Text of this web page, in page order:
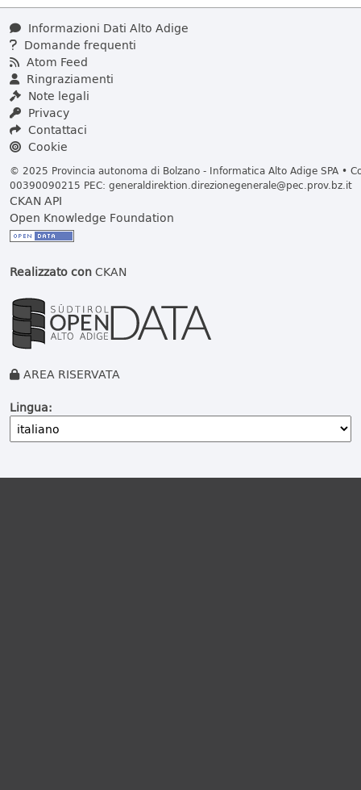
Informazioni Dati Alto Adige
Domande frequenti
Atom Feed
Ringraziamenti
Note legali
Privacy
Contattaci
Cookie
© 2025 Provincia autonoma di Bolzano - Informatica Alto Adige SPA •
00390090215 PEC: generaldirektion.direzionegenerale@pec.prov.bz.it
CKAN API
Open Knowledge Foundation
Realizzato conCKAN
AREA RISERVATA
Lingua